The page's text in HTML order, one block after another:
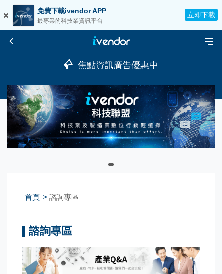
免費下載ivendor APP
最專業的科技業資訊平台
立即下載
焦點資訊廣告優惠中
首頁 諮詢專區
諮詢專區